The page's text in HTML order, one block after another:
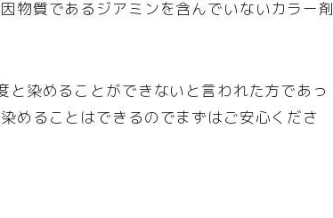
物質であるジアミンを含んでいないカラー剤
染めることができないと言われた方であっ
めることはできるのでまずはご安心くださ